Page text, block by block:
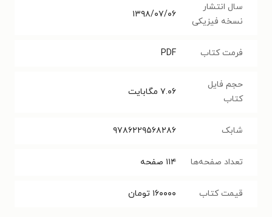
سال انتشار
نسخه فیزیکی
۱۳۹۸/۰۷/۰۶
فرمت کتاب PDF
حجم فایل
کتاب
۷.۰۶ مگابایت
شابک ۹۷۸۶۲۲۹۵۶۸۲۸۶
تعداد صفحه‌ها ۱۱۴ صفحه
قیمت کتاب ۱۶۰۰۰۰ تومان